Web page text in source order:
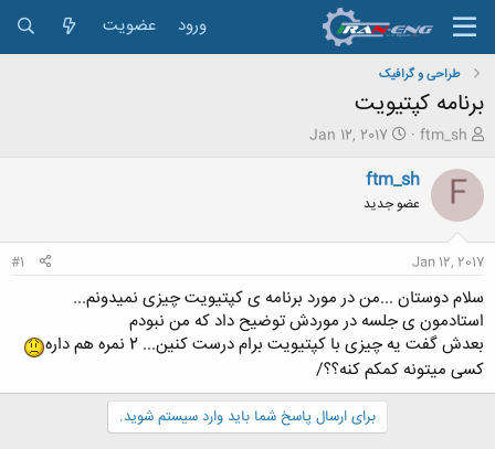
ورود عضویت
طراحی و گرافیک
برنامه کپتیویت
ش
و
ع
ک
ه
م
و
ض
و
ع
ftm_sh
ت
ر
خ
Jan 12, 2017
F
ftm_sh
عضو جدید
Jan 12, 2017
#1
سلام دوستان ...من در مورد برنامه ی کپتیویت چیزی نمیدونم...
استادمون ی جلسه در موردش توضیح داد که من نبودم
بعدش گفت یه چیزی با کپتیویت برام درست کنین... 2 نمره هم داره
کسی میتونه کمکم کنه؟؟/
برای ارسال پاسخ شما باید وارد سیستم شوید.